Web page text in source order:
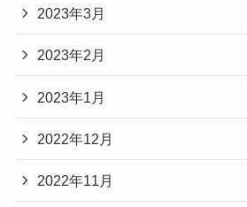
2023年3月
2023年2月
2023年1月
2022年12月
2022年11月